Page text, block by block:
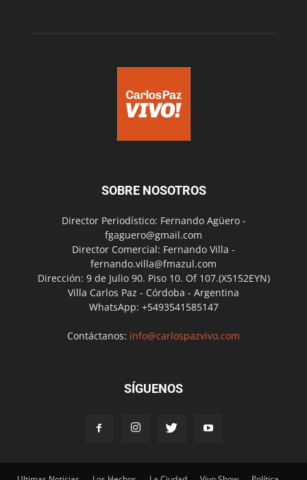
SOBRE NOSOTROS
Director Periodístico: Fernando Agüero -
fgaguero@gmail.com
Director Comercial: Fernando Villa -
fernando.villa@fmazul.com
Dirección: 9 de Julio 90. Piso 10. Of 107.(X5152EYN)
Villa Carlos Paz - Córdoba - Argentina
WhatsApp: +5493541585147
Contáctanos: info@carlospazvivo.com
SÍGUENOS